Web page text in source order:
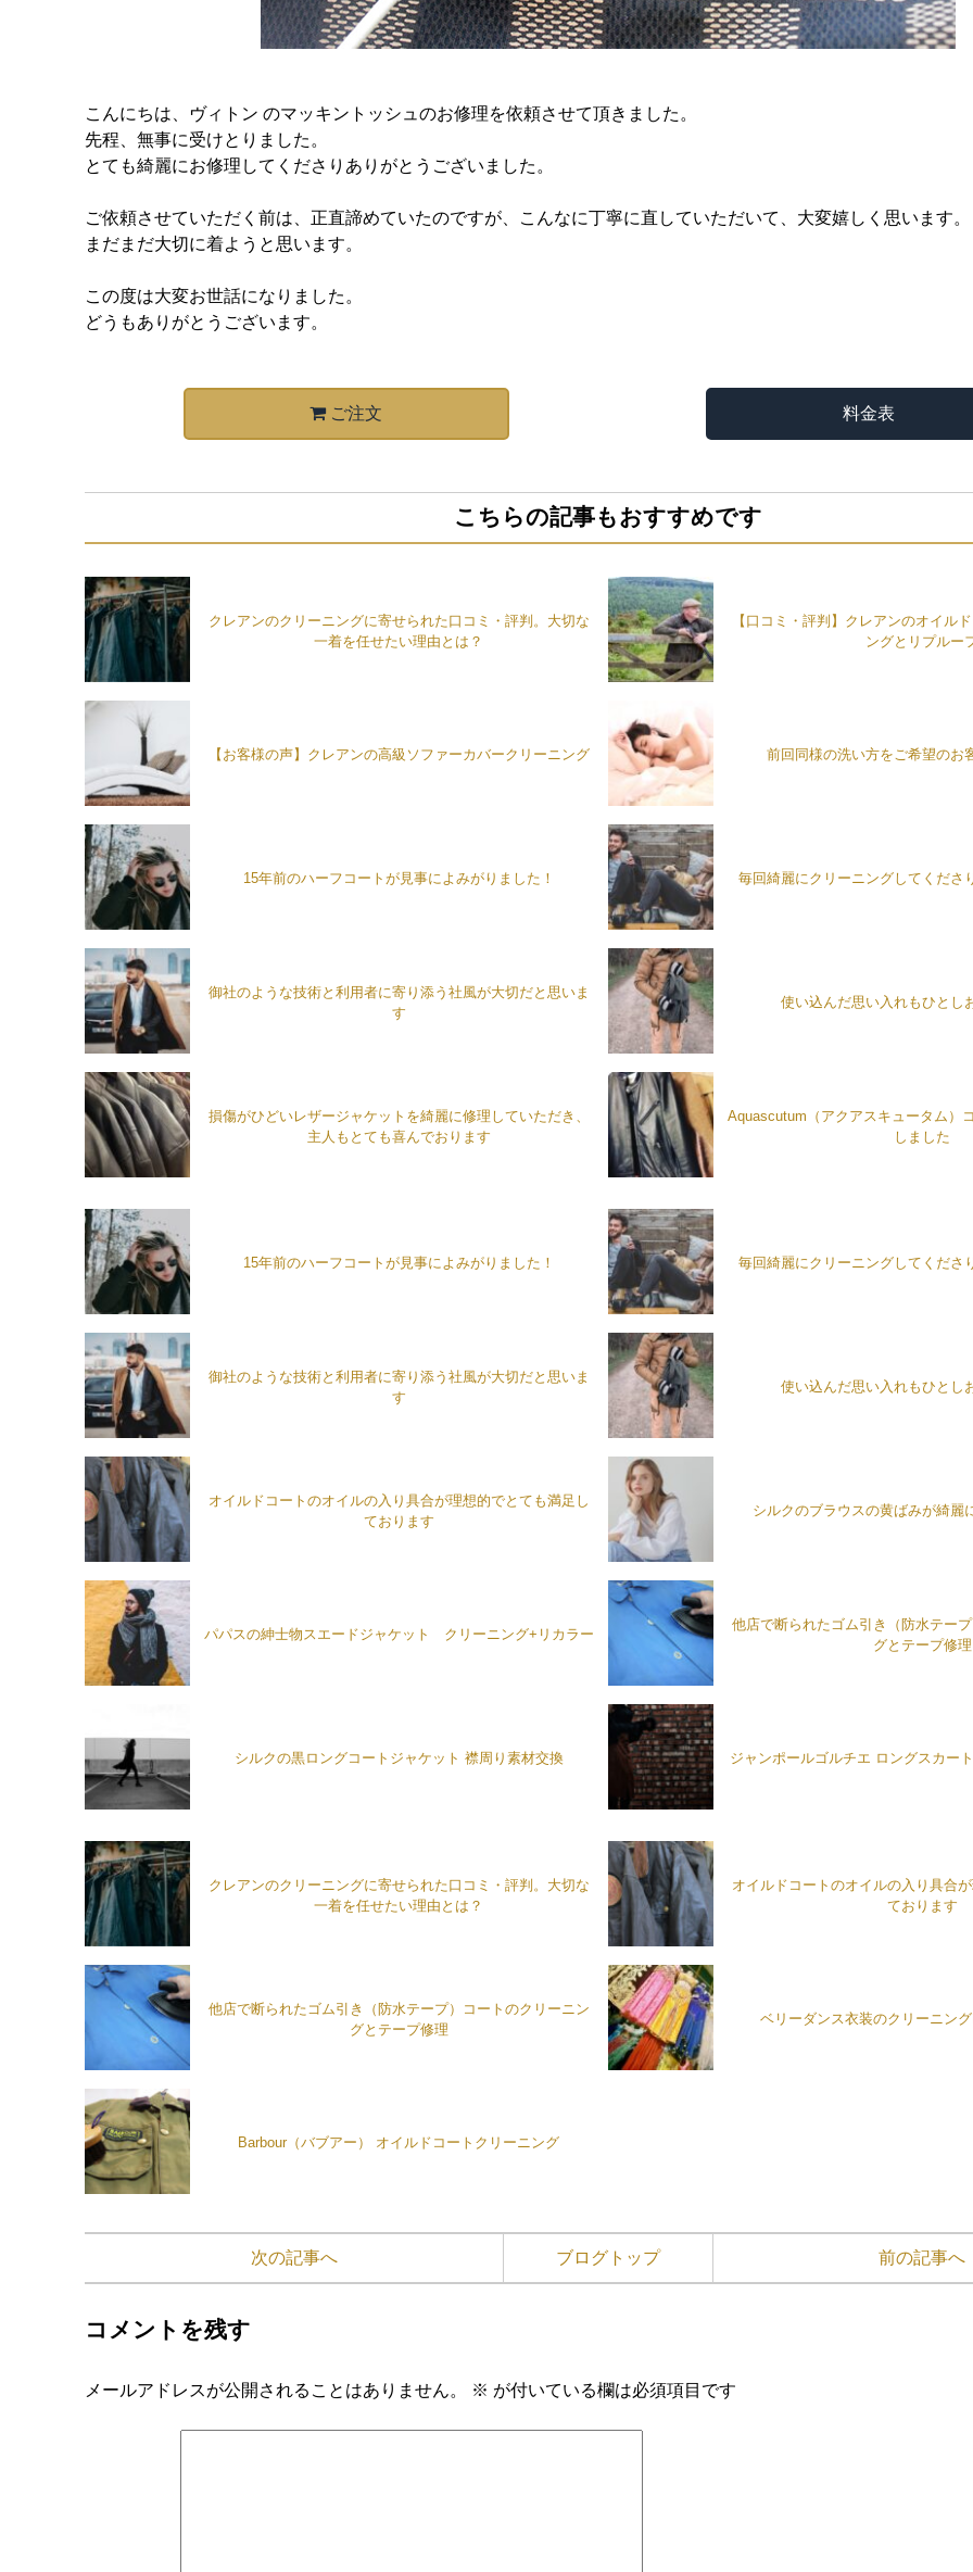
こんにちは、ヴィトン のマッキントッシュのお修理を依頼させて頂きました。
先程、無事に受けとりました。
とても綺麗にお修理してくださりありがとうございました。
ご依頼させていただく前は、正直諦めていたのですが、こんなに丁寧に直していただいて、大変嬉しく思います。
まだまだ大切に着ようと思います。
この度は大変お世話になりました。
どうもありがとうございます。
ご注文 料金表
こちらの記事もおすすめです
クレアンのクリーニングに寄せられた口コミ・評判。大切な
一着を任せたい理由とは？
【口コミ・評判】クレアンのオイル
ングとリプルー
【お客様の声】クレアンの高級ソファーカバークリーニング 前回同様の洗い方をご希望のお
15年前のハーフコートが見事によみがりました！ 毎回綺麗にクリーニングしてくださ
御社のような技術と利用者に寄り添う社風が大切だと思いま
す
使い込んだ思い入れもひとし
損傷がひどいレザージャケットを綺麗に修理していただき、
主人もとても喜んでおります
Aquascutum（アクアスキュータム）
しました
15年前のハーフコートが見事によみがりました！ 毎回綺麗にクリーニングしてくださ
御社のような技術と利用者に寄り添う社風が大切だと思いま
す
使い込んだ思い入れもひとし
オイルドコートのオイルの入り具合が理想的でとても満足し
ております
シルクのブラウスの黄ばみが綺麗
パパスの紳士物スエードジャケット クリーニング+リカラー
他店で断られたゴム引き（防水テー
グとテープ修理
シルクの黒ロングコートジャケット 襟周り素材交換 ジャンポールゴルチエ ロングスカー
クレアンのクリーニングに寄せられた口コミ・評判。大切な
一着を任せたい理由とは？
オイルドコートのオイルの入り具合
ております
他店で断られたゴム引き（防水テープ）コートのクリーニン
グとテープ修理
ベリーダンス衣装のクリーニン
Barbour（バブアー） オイルドコートクリーニング
次の記事へ ブログトップ 前の記事へ
コメントを残す
メールアドレスが公開されることはありません。 ※ が付いている欄は必須項目です